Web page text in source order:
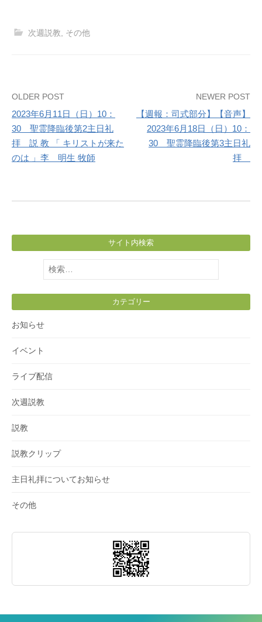
次週説教 その他
Post
navigation
OLDER POST
2023年6月11日（日）10：
30 聖霊降臨後第2主日礼
拝 説 教 「 キリストが来た
のは 」李 明生 牧師
NEWER POST
【週報：司式部分】【音声】
2023年6月18日（日）10：
30 聖霊降臨後第3主日礼
拝
サイト内検索
検
索:
カテゴリー
お知らせ
イベント
ライブ配信
次週説教
説教
説教クリップ
主日礼拝についてお知らせ
その他